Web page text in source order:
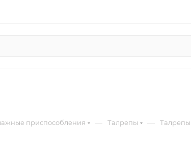
приспособления — Талрепы — Талрепы